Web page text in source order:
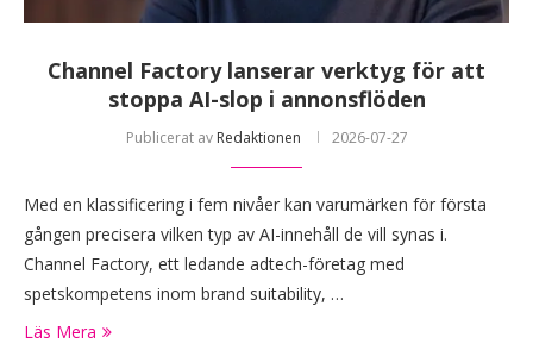
Channel Factory lanserar verktyg för att
stoppa AI-slop i annonsflöden
Publicerat av Redaktionen 2026-07-27
Med en klassificering i fem nivåer kan varumärken för första
gången precisera vilken typ av AI-innehåll de vill synas i.
Channel Factory, ett ledande adtech-företag med
spetskompetens inom brand suitability, …
Läs Mera